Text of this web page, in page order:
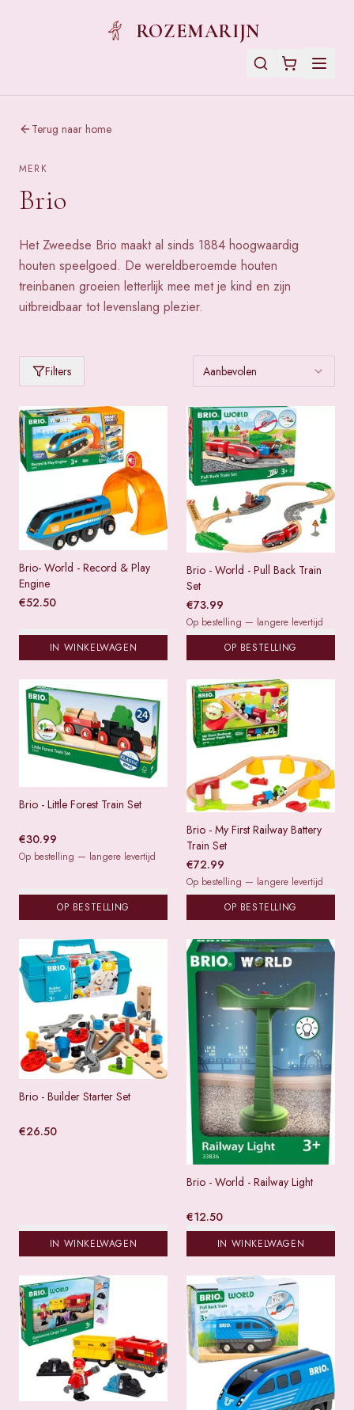
ROZEMARIJN
Terug naar home
MERK
Brio
Het Zweedse Brio maakt al sinds 1884 hoogwaardig
houten speelgoed. De wereldberoemde houten
treinbanen groeien letterlijk mee met je kind en zijn
uitbreidbaar tot levenslang plezier.
Producten van
Filters Aanbevolen
Brio- World - Record & Play
Engine
€52.50
IN WINKELWAGEN
Brio - World - Pull Back Train
Set
€73.99
Op bestelling — langere levertijd
OP BESTELLING
Brio - Little Forest Train Set
€30.99
Op bestelling — langere levertijd
OP BESTELLING
Brio - My First Railway Battery
Train Set
€72.99
Op bestelling — langere levertijd
OP BESTELLING
Brio - Builder Starter Set
€26.50
IN WINKELWAGEN
Brio - World - Railway Light
€12.50
IN WINKELWAGEN